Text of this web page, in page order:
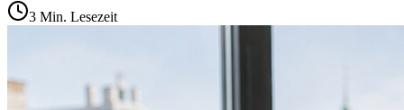
3 Min. Lesezeit